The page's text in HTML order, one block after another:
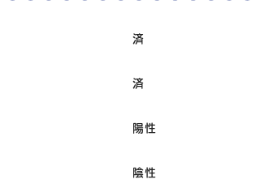
済
済
陽性
陰性